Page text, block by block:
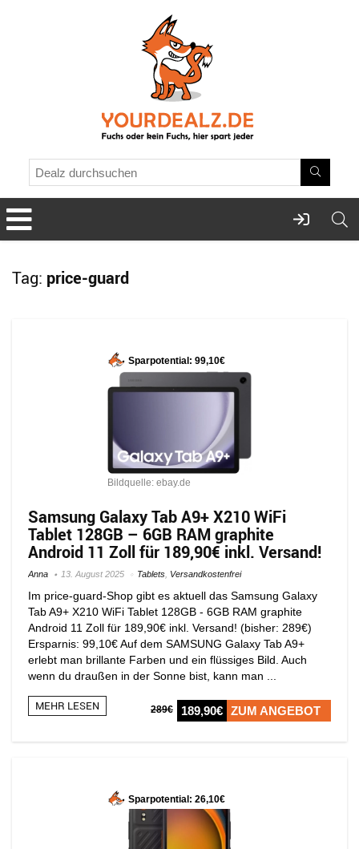
Tag: price-guard
Sparpotential: 99,10€
Bildquelle: ebay.de
Samsung Galaxy Tab A9+ X210 WiFi
Tablet 128GB – 6GB RAM graphite
Android 11 Zoll für 189,90€ inkl. Versand!
Anna 13. August 2025 Tablets Versandkostenfrei
Im price-guard-Shop gibt es aktuell das Samsung Galaxy
Tab A9+ X210 WiFi Tablet 128GB - 6GB RAM graphite
Android 11 Zoll für 189,90€ inkl. Versand! (bisher: 289€)
Ersparnis: 99,10€ Auf dem SAMSUNG Galaxy Tab A9+
erlebt man brillante Farben und ein flüssiges Bild. Auch
wenn du draußen in der Sonne bist, kann man ...
MEHR LESEN 289€ 189,90€ ZUM ANGEBOT
Sparpotential: 26,10€